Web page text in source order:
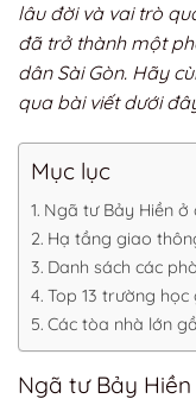
lâu đời và vai trò
đã trở thành một
dân Sài Gòn. Hãy
qua bài viết dưới
Mục lục
Ngã tư Bảy Hiền ở
Hạ tầng giao
Danh sách các
Top 13 trường
Các tòa nhà lớn
Ngã tư Bảy